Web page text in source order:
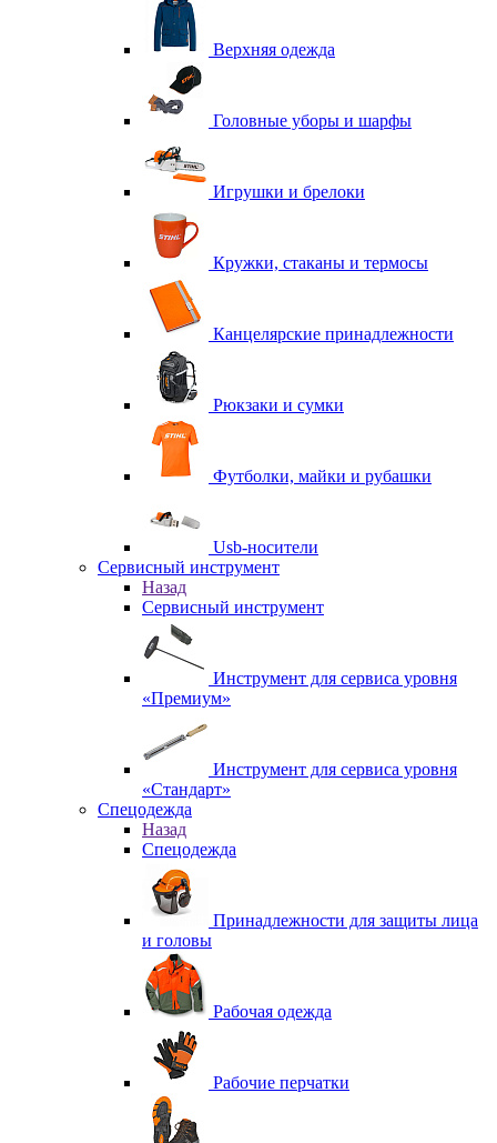
Верхняя одежда
Головные уборы и шарфы
Игрушки и брелоки
Кружки, стаканы и термосы
Канцелярские принадлежности
Рюкзаки и сумки
Футболки, майки и рубашки
Usb-носители
Сервисный инструмент
Назад
Сервисный инструмент
Инструмент для сервиса уровня
«Премиум»
Инструмент для сервиса уровня
«Стандарт»
Спецодежда
Назад
Спецодежда
Принадлежности для защиты лица
и головы
Рабочая одежда
Рабочие перчатки